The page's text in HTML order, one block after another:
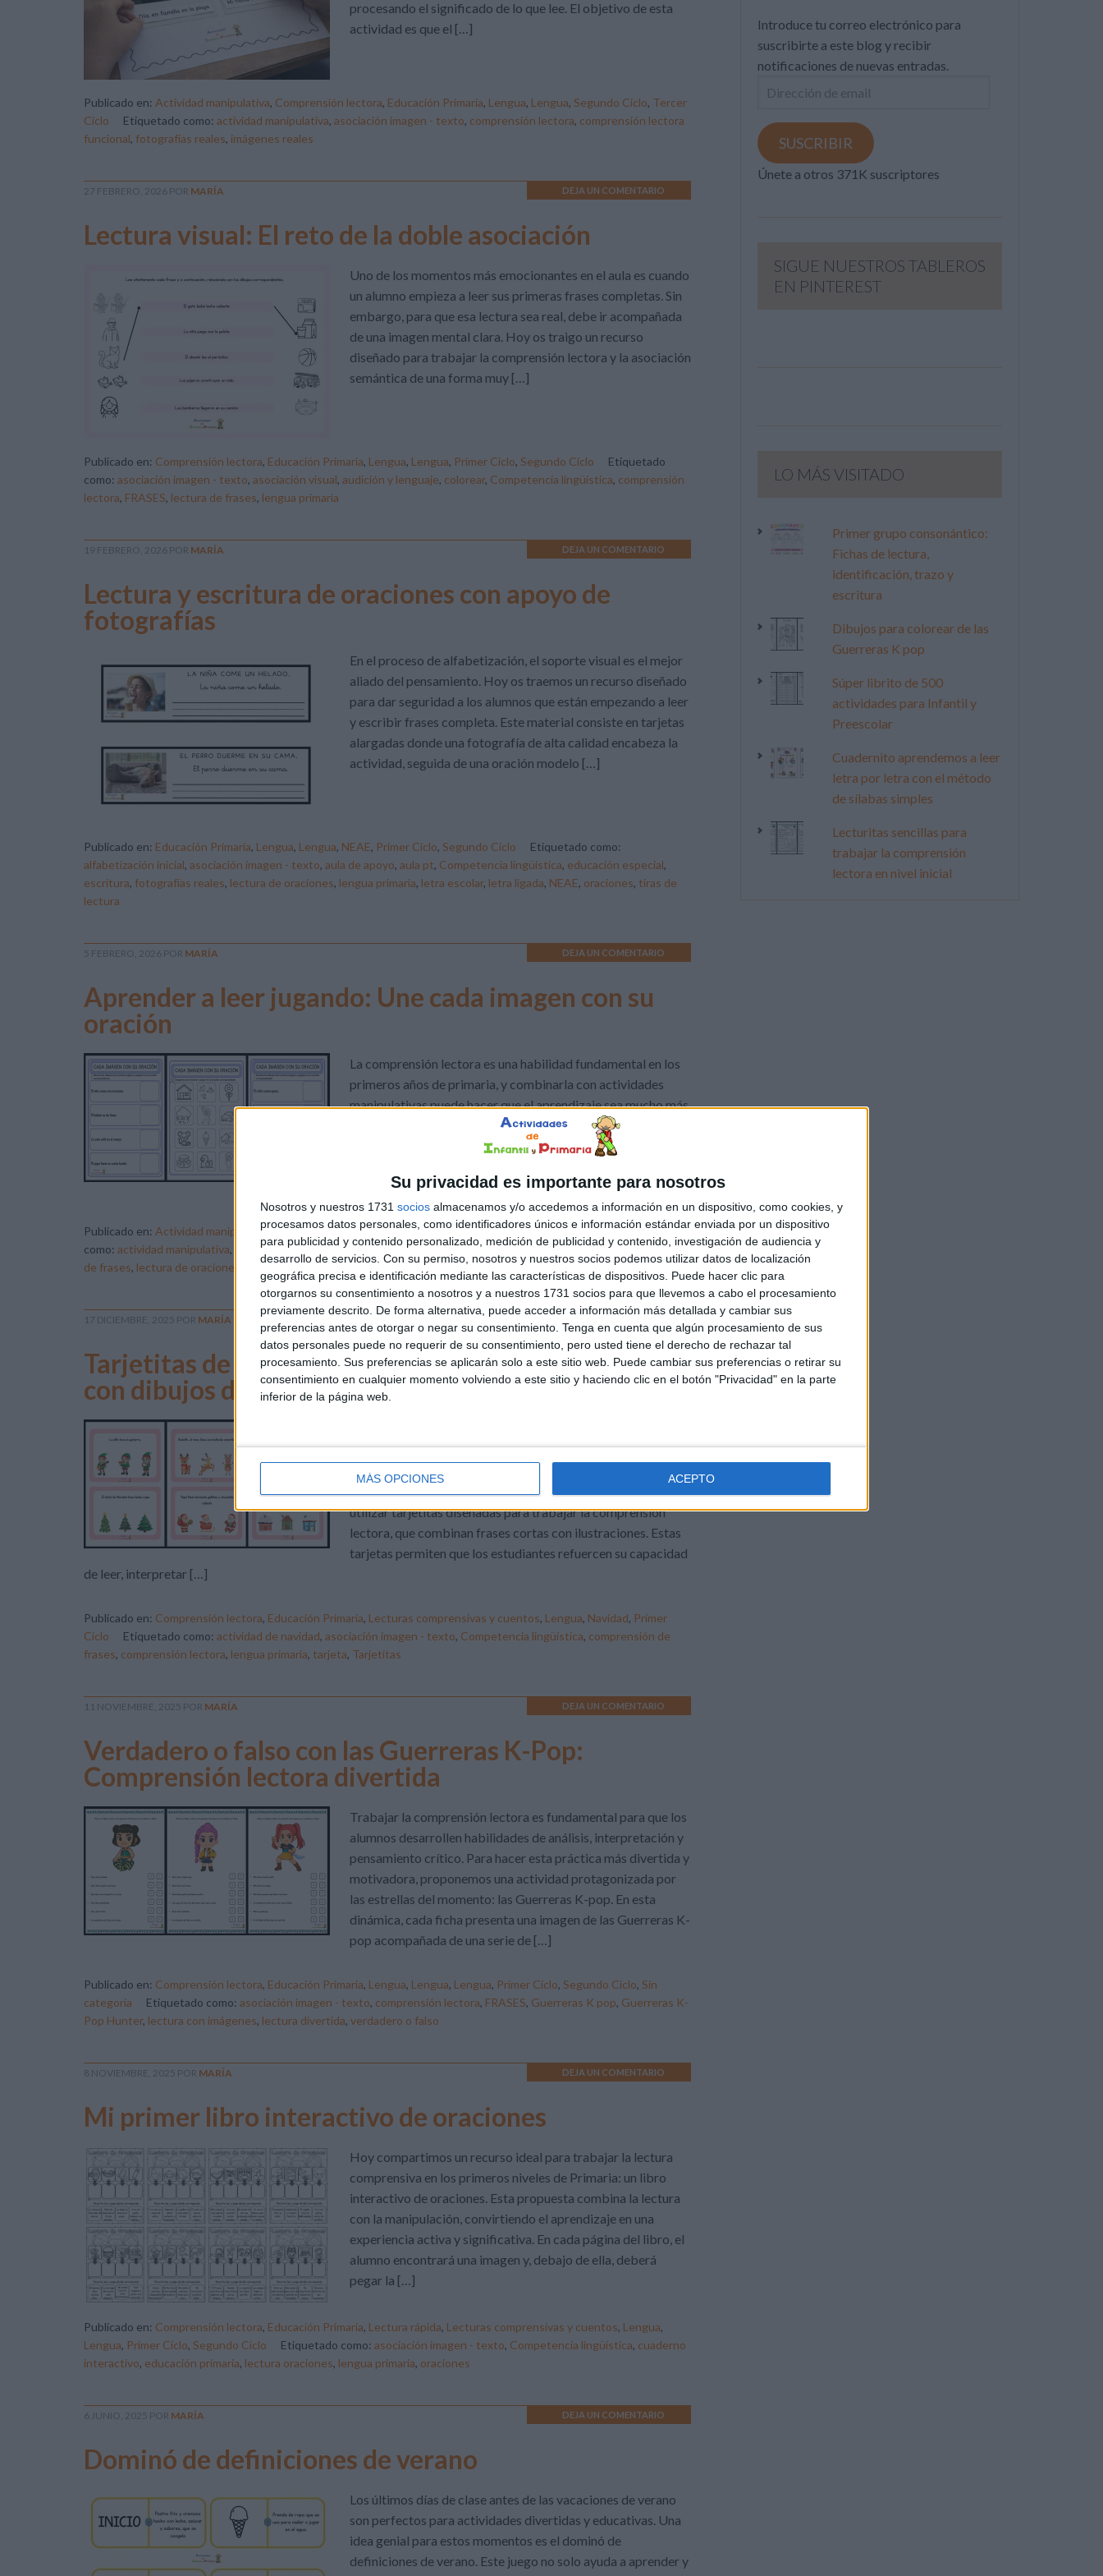
Su privacidad es importante para nosotros
Nosotros y nuestros 1731 socios almacenamos y/o accedemos a información en un dispositivo, como cookies, y
procesamos datos personales, como identificadores únicos e información estándar enviada por un dispositivo
para publicidad y contenido personalizado, medición de publicidad y contenido, investigación de audiencia y
desarrollo de servicios. Con su permiso, nosotros y nuestros socios podemos utilizar datos de localización
geográfica precisa e identificación mediante las características de dispositivos. Puede hacer clic para
otorgarnos su consentimiento a nosotros y a nuestros 1731 socios para que llevemos a cabo el procesamiento
previamente descrito. De forma alternativa, puede acceder a información más detallada y cambiar sus
preferencias antes de otorgar o negar su consentimiento. Tenga en cuenta que algún procesamiento de sus
datos personales puede no requerir de su consentimiento, pero usted tiene el derecho de rechazar tal
procesamiento. Sus preferencias se aplicarán solo a este sitio web. Puede cambiar sus preferencias o retirar su
consentimiento en cualquier momento volviendo a este sitio y haciendo clic en el botón "Privacidad" en la parte
inferior de la página web.
MÁS OPCIONES ACEPTO
procesando el significado de lo que lee. El objetivo de esta
actividad es que el […]
Publicado en: Actividad manipulativa, Comprensión lectora, Educación Primaria, Lengua, Lengua, Segundo Ciclo, Tercer
Ciclo
Etiquetado como: actividad manipulativa, asociación imagen - texto, comprensión lectora, comprensión lectora
funcional, fotografías reales, imágenes reales
27 FEBRERO, 2026 POR MARÍA DEJA UN COMENTARIO
Lectura visual: El reto de la doble asociación
Uno de los momentos más emocionantes en el aula es cuando
un alumno empieza a leer sus primeras frases completas. Sin
embargo, para que esa lectura sea real, debe ir acompañada
de una imagen mental clara. Hoy os traigo un recurso
diseñado para trabajar la comprensión lectora y la asociación
semántica de una forma muy […]
Publicado en: Comprensión lectora, Educación Primaria, Lengua, Lengua, Primer Ciclo, Segundo Ciclo
Etiquetado
como: asociación imagen - texto, asociación visual, audición y lenguaje, colorear, Competencia lingüística, comprensión
lectora, FRASES, lectura de frases, lengua primaria
19 FEBRERO, 2026 POR MARÍA DEJA UN COMENTARIO
Lectura y escritura de oraciones con apoyo de
fotografías
En el proceso de alfabetización, el soporte visual es el mejor
aliado del pensamiento. Hoy os traemos un recurso diseñado
para dar seguridad a los alumnos que están empezando a leer
y escribir frases completa. Este material consiste en tarjetas
alargadas donde una fotografía de alta calidad encabeza la
actividad, seguida de una oración modelo […]
Publicado en: Educación Primaria, Lengua, Lengua, NEAE, Primer Ciclo, Segundo Ciclo
Etiquetado como:
alfabetización inicial, asociación imagen - texto, aula de apoyo, aula pt, Competencia lingüística, educación especial,
escritura, fotografías reales, lectura de oraciones, lengua primaria, letra escolar, letra ligada, NEAE, oraciones, tiras de
lectura
5 FEBRERO, 2026 POR MARÍA DEJA UN COMENTARIO
Aprender a leer jugando: Une cada imagen con su
oración
La comprensión lectora es una habilidad fundamental en los
primeros años de primaria, y combinarla con actividades
manipulativas puede hacer que el aprendizaje sea mucho más
atractivo y efectivo. En esta actividad, los alumnos trabajan
no solo la lectura de frases, sino también la asociación entre
profunda […]
Publicado en: Actividad manipulativa,Educación Primaria,Lengua,Lengua ,Primer Ciclo,Segundo Ciclo
Etiquetado
como: actividad manipulativa, asociación imagen - texto,Competencia lingüística,comprensión lectora, FRASES,lectura
de frases, lectura de oraciones lengua primaria
17 DICIEMBRE, 2025 POR MARÍA
Tarjetitas de comprensión lectora de frases cortas
con dibujos de Navidad
importante mantener a los alumnos motivados y
concentrados mientras seguimos practicando habilidades
fundamentales. Una estrategia muy efectiva y divertida es
utilizar tarjetitas diseñadas para trabajar la comprensión
lectora, que combinan frases cortas con ilustraciones. Estas
tarjetas permiten que los estudiantes refuercen su capacidad
de leer, interpretar […]
Publicado en: Comprensión lectora, Educación Primaria, Lecturas comprensivas y cuentos, Lengua, Navidad, Primer
Ciclo
Etiquetado como: actividad de navidad, asociación imagen - texto, Competencia lingüística, comprensión de
frases, comprensión lectora, lengua primaria, tarjeta, Tarjetitas
11 NOVIEMBRE, 2025 POR MARÍA DEJA UN COMENTARIO
Verdadero o falso con las Guerreras K-Pop:
Comprensión lectora divertida
Trabajar la comprensión lectora es fundamental para que los
alumnos desarrollen habilidades de análisis, interpretación y
pensamiento crítico. Para hacer esta práctica más divertida y
motivadora, proponemos una actividad protagonizada por
las estrellas del momento: las Guerreras K-pop. En esta
dinámica, cada ficha presenta una imagen de las Guerreras K-
pop acompañada de una serie de […]
Publicado en: Comprensión lectora, Educación Primaria, Lengua, Lengua, Lengua, Primer Ciclo, Segundo Ciclo, Sin
categoría
Etiquetado como: asociación imagen - texto, comprensión lectora, FRASES, Guerreras K pop, Guerreras K-
Pop Hunter, lectura con imágenes, lectura divertida, verdadero o falso
8 NOVIEMBRE, 2025 POR MARÍA DEJA UN COMENTARIO
Mi primer libro interactivo de oraciones
Hoy compartimos un recurso ideal para trabajar la lectura
comprensiva en los primeros niveles de Primaria: un libro
interactivo de oraciones. Esta propuesta combina la lectura
con la manipulación, convirtiendo el aprendizaje en una
experiencia activa y significativa. En cada página del libro, el
alumno encontrará una imagen y, debajo de ella, deberá
pegar la […]
Publicado en: Comprensión lectora, Educación Primaria, Lectura rápida, Lecturas comprensivas y cuentos, Lengua,
Lengua, Primer Ciclo, Segundo Ciclo Etiquetado como: asociación imagen - texto, Competencia lingüística, cuaderno
interactivo, educación primaria, lectura oraciones, lengua primaria, oraciones
6 JUNIO, 2025 POR MARÍA DEJA UN COMENTARIO
Dominó de definiciones de verano
Los últimos días de clase antes de las vacaciones de verano
son perfectos para actividades divertidas y educativas. Una
idea genial para estos momentos es el dominó de
definiciones de verano. Este juego no solo ayuda a aprender y
Introduce tu correo electrónico para
suscribirte a este blog y recibir
notificaciones de nuevas entradas.
Dirección
email
SUSCRIBIR
Únete a otros 371K suscriptores
SIGUE NUESTROS TABLEROS
EN PINTEREST
LO MÁS VISITADO
Primer grupo consonántico:
Fichas de lectura,
identificación, trazo y
escritura
Dibujos para colorear de las
Guerreras K pop
Súper librito de 500
actividades para Infantil y
Preescolar
Cuadernito aprendemos a leer
letra por letra con el método
de sílabas simples
Lecturitas sencillas para
trabajar la comprensión
lectora en nivel inicial